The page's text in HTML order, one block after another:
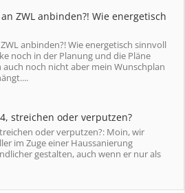
ZWL anbinden?! Wie energetisch
anbinden?! Wie energetisch sinnvoll
noch in der Planung und die Pläne
noch nicht aber mein Wunschplan
streichen oder verputzen?
oder verputzen?: Moin, wir
im Zuge einer Haussanierung
gestalten, auch wenn er nur als